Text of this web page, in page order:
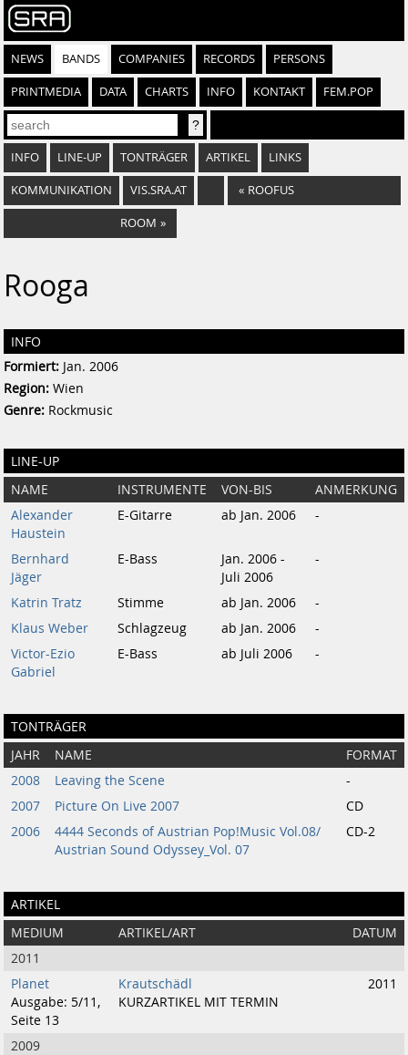
NEWS BANDS COMPANIES RECORDS PERSONS
PRINTMEDIA DATA CHARTS INFO KONTAKT FEM.POP
INFO LINE-UP TONTRÄGER ARTIKEL LINKS
KOMMUNIKATION VIS.SRA.AT « ROOFUS
ROOM »
Rooga
INFO
Formiert: Jan. 2006
Region: Wien
Genre: Rockmusic
LINE-UP
NAME INSTRUMENTE VON-BIS
ANMERKUNG
Alexander
Haustein
E-Gitarre ab Jan. 2006 -
Bernhard
Jäger
E-Bass
Jan. 2006 -
Juli 2006
-
Katrin Tratz Stimme ab Jan. 2006
-
Klaus Weber
Schlagzeug ab Jan. 2006
-
Victor-Ezio
Gabriel
E-Bass ab Juli 2006 -
TONTRÄGER
JAHR NAME
FORMAT
2008
Leaving the Scene
-
2007
Picture On Live 2007
CD
2006
4444 Seconds of Austrian Pop!Music Vol.08/
Austrian Sound Odyssey_Vol. 07
CD-2
ARTIKEL
MEDIUM ARTIKEL/ART
DATUM
2011
Planet
Ausgabe: 5/11,
Seite 13
Krautschädl
KURZARTIKEL MIT TERMIN
2011
2009